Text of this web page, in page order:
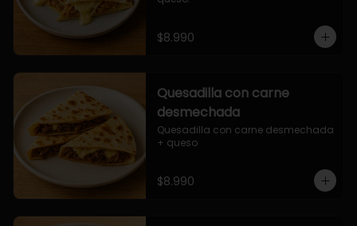
$8.990
Quesadilla con carne
desmechada
Quesadilla con carne desmechada
+ queso
$8.990